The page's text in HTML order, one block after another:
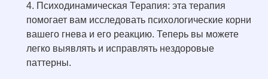
Психодинамическая Терапия: эта терапия
помогает вам исследовать психологические корни
вашего гнева и его реакцию. Теперь вы можете
легко выявлять и исправлять нездоровые
паттерны.